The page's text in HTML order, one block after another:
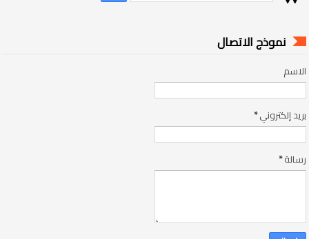
نموذج الاتصال
الاسم
بريد إلكتروني*
رسالة*